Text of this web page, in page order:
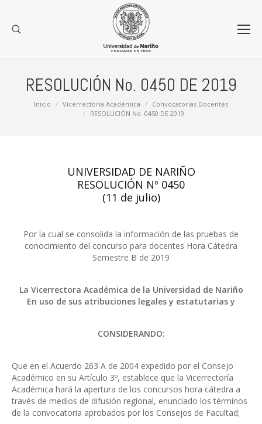
RESOLUCIÓN No. 0450 DE 2019
Estás aquí:
Inicio Vicerrectoría Académica
Convocatorias Docentes
RESOLUCIÓN No. 0450 DE 2019
UNIVERSIDAD DE NARIÑO
RESOLUCIÓN Nº 0450
(11 de julio)
Por la cual se consolida la información de las pruebas de
conocimiento del concurso para docentes Hora Cátedra
Semestre B de 2019
La Vicerrectora Académica de la Universidad de Nariño
En uso de sus atribuciones legales y estatutarias y
CONSIDERANDO:
Que en el Acuerdo 263 A de 2004 expedido por el Consejo
Académico en su Artículo 3º, establece que la Vicerrectoría
Académica hará la apertura de los concursos hora cátedra a
través de medios de difusión regional, enunciado los términos
de la convocatoria aprobados por los Consejos de Facultad;